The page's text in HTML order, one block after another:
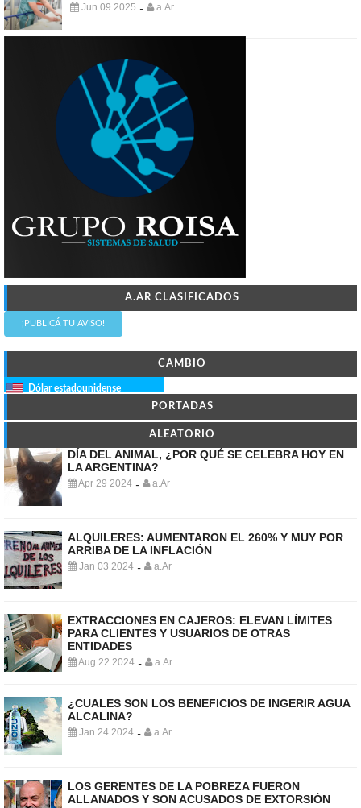
Jun 09 2025 - a.Ar
A.AR CLASIFICADOS
¡PUBLICÁ TU AVISO!
CAMBIO
Dólar estadounidense
PORTADAS
ALEATORIO
DÍA DEL ANIMAL, ¿POR QUÉ SE CELEBRA HOY EN
LA ARGENTINA?
Apr 29 2024 - a.Ar
ALQUILERES: AUMENTARON EL 260% Y MUY POR
ARRIBA DE LA INFLACIÓN
Jan 03 2024 - a.Ar
EXTRACCIONES EN CAJEROS: ELEVAN LÍMITES
PARA CLIENTES Y USUARIOS DE OTRAS
ENTIDADES
Aug 22 2024 - a.Ar
¿CUALES SON LOS BENEFICIOS DE INGERIR AGUA
ALCALINA?
Jan 24 2024 - a.Ar
LOS GERENTES DE LA POBREZA FUERON
ALLANADOS Y SON ACUSADOS DE EXTORSIÓN